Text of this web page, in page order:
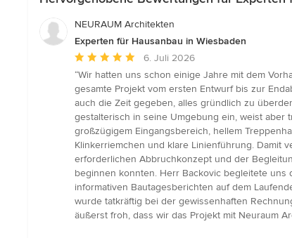
NEURAUM Architekten
Experten für Hausanbau in Wiesbaden
Durchschnittliche
Bewertung:
5
von
5
Sternen
6. Juli 2026
“Wir hatten uns schon einige Jahre mit dem
gesamte Projekt vom ersten Entwurf bis zur
auch die Zeit gegeben, alles gründlich zu
gestalterisch in seine Umgebung ein, weist aber
großzügigem Eingangsbereich, hellem
Klinkerriemchen und klare Linienführung. Damit
erforderlichen Abbruchkonzept und der
beginnen konnten. Herr Backovic begleitete uns
informativen Bautagesberichten auf dem
wurde tatkräftig bei der gewissenhaften
äußerst froh, dass wir das Projekt mit Neuraum